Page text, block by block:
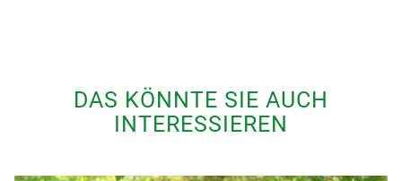
DAS KÖNNTE SIE AUCH
INTERESSIEREN